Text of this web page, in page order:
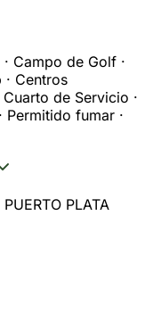
Campo de Golf ·
· Centros
de Servicio ·
Permitido fumar ·
PLATA